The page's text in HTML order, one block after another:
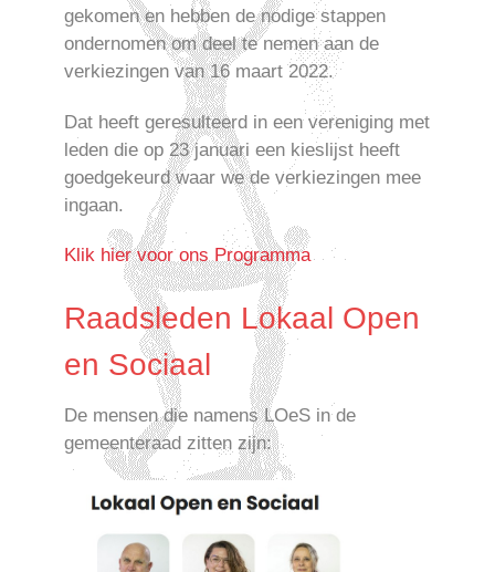
gekomen en hebben de nodige stappen
ondernomen om deel te nemen aan de
verkiezingen van 16 maart 2022.
Dat heeft geresulteerd in een vereniging met
leden die op 23 januari een kieslijst heeft
goedgekeurd waar we de verkiezingen mee
ingaan.
Klik hier voor ons Programma
Raadsleden Lokaal Open
en Sociaal
De mensen die namens LOeS in de
gemeenteraad zitten zijn: